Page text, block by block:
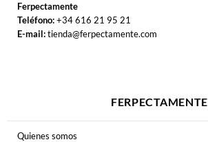
Ferpectamente
Teléfono:+34 616 21 95 21
E-mail:tienda@ferpectamente.com
FERPECTAMENTE
Quienes somos